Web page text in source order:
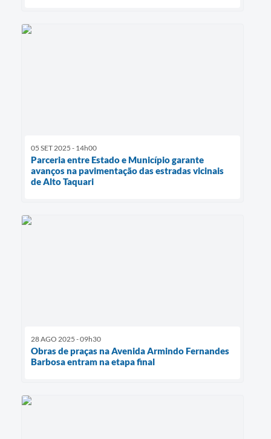
05 SET 2025 - 14h00
Parceria entre Estado e Município garante
avanços na pavimentação das estradas vicinais
de Alto Taquari
28 AGO 2025 - 09h30
Obras de praças na Avenida Armindo Fernandes
Barbosa entram na etapa final